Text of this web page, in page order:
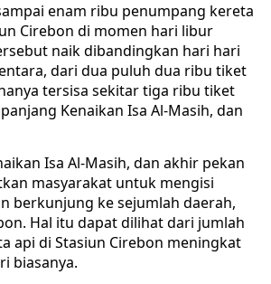
enam ribu penumpang kereta
Cirebon di momen hari libur
naik dibandingkan hari hari
dari dua puluh dua ribu tiket
tersisa sekitar tiga ribu tiket
Kenaikan Isa Al-Masih, dan
Isa Al-Masih, dan akhir pekan
masyarakat untuk mengisi
berkunjung ke sejumlah daerah,
Hal itu dapat dilihat dari jumlah
api di Stasiun Cirebon meningkat
biasanya.